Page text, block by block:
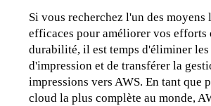
Si vous recherchez l'un des moyens
efficaces pour améliorer vos efforts
durabilité, il est temps d'éliminer les
d'impression et de transférer la
impressions vers AWS. En tant que
cloud la plus complète au monde,